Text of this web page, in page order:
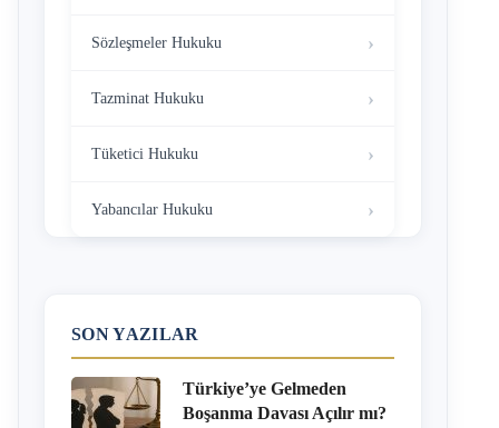
Sözleşmeler Hukuku
Tazminat Hukuku
Tüketici Hukuku
Yabancılar Hukuku
SON YAZILAR
Türkiye’ye Gelmeden
Boşanma Davası Açılır mı?